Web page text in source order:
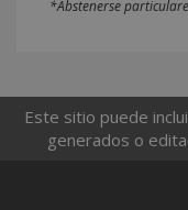
*Abstenerse
Este sitio puede
generados o